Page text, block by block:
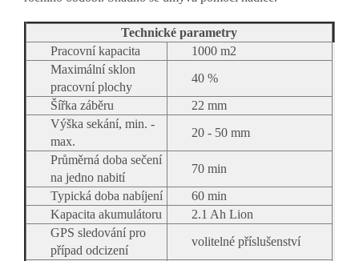
Technické parametry
Pracovní kapacita
1000 m2
Maximální sklon
pracovní plochy
40 %
Šířka záběru
22 mm
Výška sekání, min. -
max.
20 - 50 mm
Průměrná doba sečení
na jedno nabití
70 min
Typická doba nabíjení
60 min
Kapacita akumulátoru
2.1 Ah Lion
GPS sledování pro
případ odcizení
volitelné příslušenství